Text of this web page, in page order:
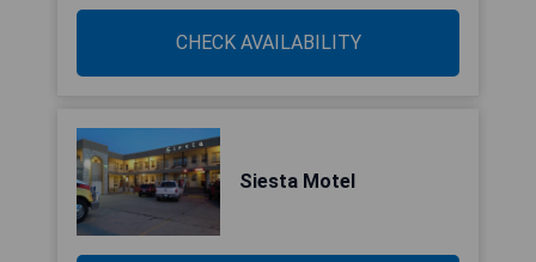
CHECK AVAILABILITY
Siesta Motel